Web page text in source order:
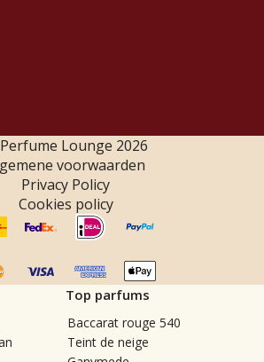
Lounge 2026
voorwaarden
Privacy Policy
Cookies policy
Top parfums
Baccarat rouge 540
Teint de neige